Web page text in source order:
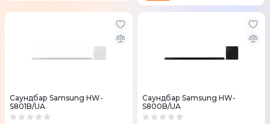
Саундбар Samsung HW-
S801B/UA
Саундбар Samsung HW-
S800B/UA